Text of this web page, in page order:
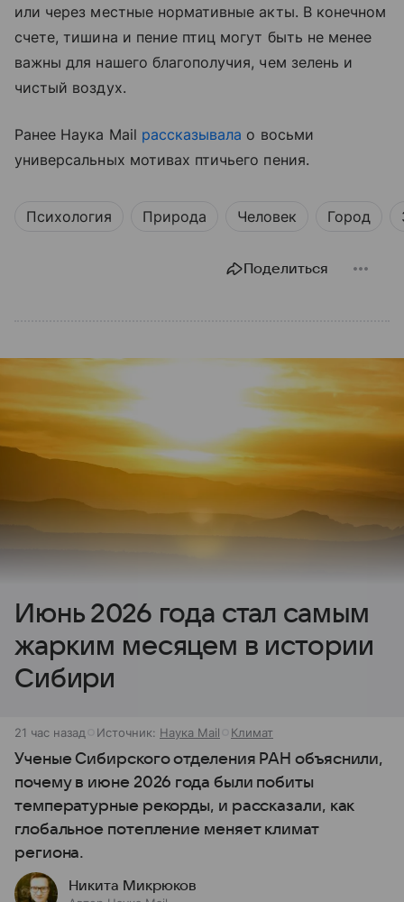
или через местные нормативные акты. В конечном
счете, тишина и пение птиц могут быть не менее
важны для нашего благополучия, чем зелень и
чистый воздух.
Ранее Наука Mail рассказывала о восьми
универсальных мотивах птичьего пения.
Психология Природа Человек Город
Поделиться
Июнь 2026 года стал самым
жарким месяцем в истории
Сибири
21 час назад Источник: Наука Mail Климат
Ученые Сибирского отделения РАН объяснили,
почему в июне 2026 года были побиты
температурные рекорды, и рассказали, как
глобальное потепление меняет климат
региона.
Никита Микрюков